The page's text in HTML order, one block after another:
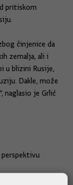
pritiskom
činjenice da
zemalja, ali i
u blizini Rusije,
Dakle, može
je Grlić